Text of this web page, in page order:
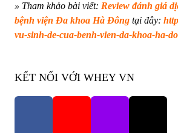
» Tham khảo bài viết: Review đánh giá
bệnh viện Đa khoa Hà Đông tại đây:
vu-sinh-de-cua-benh-vien-da-khoa-ha-
KẾT NỐI VỚI WHEY VN